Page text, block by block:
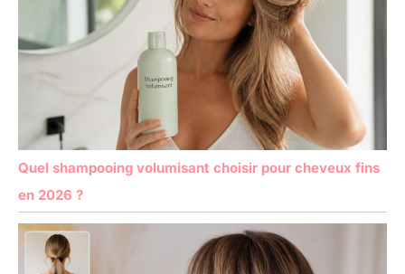
de coiffage
professionnels à la
maison. 【Design
ergonomique】La
poignée légère et
antidérapante de la
brosse à cheveux ronde
s’adapte à la main, vous
ne vous fatiguerez donc
même lors d’un coiffage
prolongé. Les rainures
antidérapantes
améliorent la prise en
Quel shampooing volumisant choisir pour cheveux fins
en 2026 ?